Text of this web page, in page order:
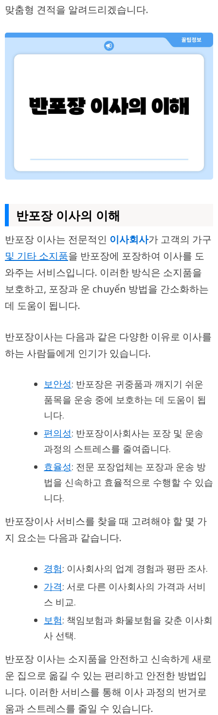
맞춤형 견적을 알려드리겠습니다.
반포장 이사의 이해
반포장 이사는 전문적인 이사회사가 고객의 가구
및 기타 소지품을 반포장에 포장하여 이사를 도
와주는 서비스입니다. 이러한 방식은 소지품을
보호하고, 포장과 운 chuyển 방법을 간소화하는
데 도움이 됩니다.
반포장이사는 다음과 같은 다양한 이유로 이사를
하는 사람들에게 인기가 있습니다.
보안성: 반포장은 귀중품과 깨지기 쉬운
품목을 운송 중에 보호하는 데 도움이 됩
니다.
편의성: 반포장이사회사는 포장 및 운송
과정의 스트레스를 줄여줍니다.
효율성: 전문 포장업체는 포장과 운송 방
법을 신속하고 효율적으로 수행할 수 있습
니다.
반포장이사 서비스를 찾을 때 고려해야 할 몇 가
지 요소는 다음과 같습니다.
경험: 이사회사의 업계 경험과 평판 조사.
가격: 서로 다른 이사회사의 가격과 서비
스 비교.
보험: 책임보험과 화물보험을 갖춘 이사회
사 선택.
반포장 이사는 소지품을 안전하고 신속하게 새로
운 집으로 옮길 수 있는 편리하고 안전한 방법입
니다. 이러한 서비스를 통해 이사 과정의 번거로
움과 스트레스를 줄일 수 있습니다.